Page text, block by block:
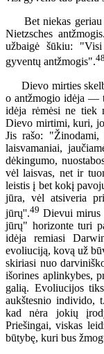
Bet niekas geriau
Nietzsches
užbaigė šūkiu:
gyventų antžmogis".48
Dievo mirties
o antžmogio idėja —
idėja rėmėsi ne tiek
Dievo mirtimi, kuri,
Jis rašo:
laisvamaniai,
dėkingumo,
vėl laisvas, net ir
leistis į bet kokį
jūra, vėl atsiveria
jūrų''.49 Dievui mirus
jūrų" horizonte turi
idėja remiasi
evoliuciją, kovą už
skiriasi nuo
išorines aplinkybes,
galią. Evoliucijos
aukštesnio individo,
kad nėra jokių
Priešingai, viskas
būtybę, kuri bus